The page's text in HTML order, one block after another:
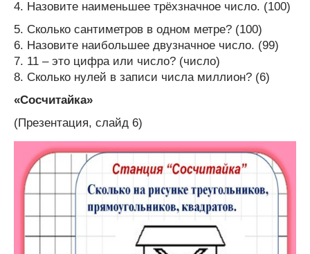
4. Назовите наименьшее трёхзначное число. (100)
5. Сколько сантиметров в одном метре? (100)
6. Назовите наибольшее двузначное число. (99)
7. 11 – это цифра или число? (число)
8. Сколько нулей в записи числа миллион? (6)
«Сосчитайка»
(Презентация, слайд 6)